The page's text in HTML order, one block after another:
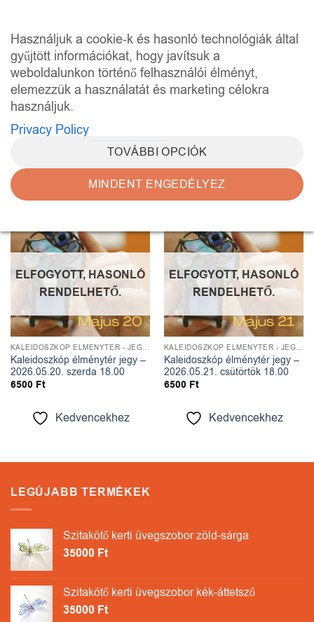
Használjuk a cookie-k és hasonló technológiák által
gyűjtött információkat, hogy javítsuk a
weboldalunkon történő felhasználói élményt,
elemezzük a használatát és marketing célokra
használjuk.
Privacy Policy
TOVÁBBI OPCIÓK
MINDENT ENGEDÉLYEZ
content
KEZDŐLAP / “BELÉPŐJEGY” CÍMKÉVEL
RENDELKEZŐ TERMÉKEK
Kedvencekhez
ELFOGYOTT, HASONLÓ
RENDELHETŐ.
KALEIDOSZKÓP ÉLMÉNYTÉR - JEGYEK
Kaleidoszkóp élménytér jegy –
2026.05.20. szerda 18.00
6500 Ft
Kedvencekhez
Kedvencekhez
ELFOGYOTT, HASONLÓ
RENDELHETŐ.
KALEIDOSZKÓP ÉLMÉNYTÉR - JEGYEK
Kaleidoszkóp élménytér jegy –
2026.05.21. csütörtök 18.00
6500 Ft
Kedvencekhez
LEGÚJABB TERMÉKEK
Szitakötő kerti üvegszobor zöld-sárga
35000 Ft
Szitakötő kerti üvegszobor kék-áttetsző
35000 Ft